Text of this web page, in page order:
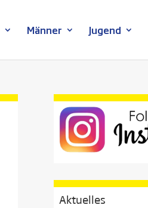
Männer Jugend
Aktuelles